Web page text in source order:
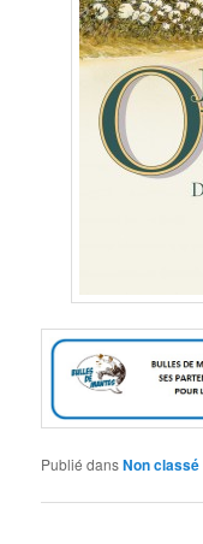
Publié dansNon classé